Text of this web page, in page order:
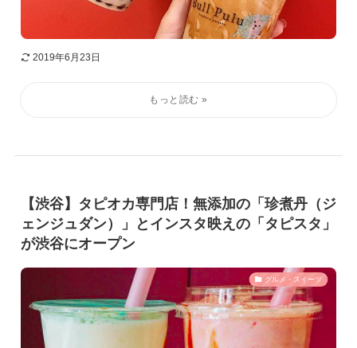
2019年6月23日
【渋谷】タピオカ専門店！無添加の「珍煮丹（ジ
ェンジュダン）」とインスタ映えの「タピスタ」
が渋谷にオープン
グルメ・スイーツ